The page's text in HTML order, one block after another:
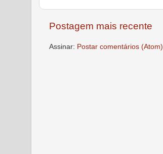
Postagem mais recente
Assinar: Postar comentários (Atom)